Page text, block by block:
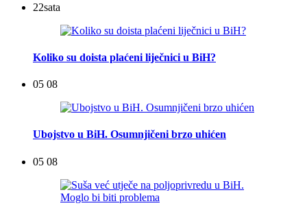
22sata
Koliko su doista plaćeni liječnici u BiH?
05 08
Ubojstvo u BiH. Osumnjičeni brzo uhićen
05 08